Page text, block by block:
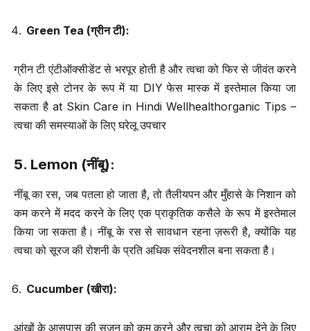
Green Tea (ग्रीन टी):
ग्रीन टी एंटीऑक्सीडेंट से भरपूर होती है और त्वचा को फिर से जीवंत करने
के लिए इसे टोनर के रूप में या DIY फेस मास्क में इस्तेमाल किया जा
सकता है at Skin Care in Hindi Wellhealthorganic Tips –
त्वचा की समस्याओं के लिए घरेलू उपचार
5. Lemon (नींबू):
नींबू का रस, जब पतला हो जाता है, तो तैलीयपन और मुँहासे के निशान को
कम करने में मदद करने के लिए एक प्राकृतिक कसैले के रूप में इस्तेमाल
किया जा सकता है। नींबू के रस से सावधान रहना ज़रूरी है, क्योंकि यह
त्वचा को सूरज की रोशनी के प्रति अधिक संवेदनशील बना सकता है।
Cucumber (खीरा):
आंखों के आसपास की सूजन को कम करने और त्वचा को आराम देने के लिए